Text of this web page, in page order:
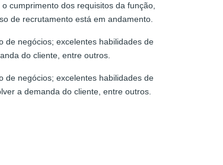
cumprimento dos requisitos da função,
de recrutamento está em andamento.
de negócios; excelentes habilidades de
do cliente, entre outros.
de negócios; excelentes habilidades de
a demanda do cliente, entre outros.